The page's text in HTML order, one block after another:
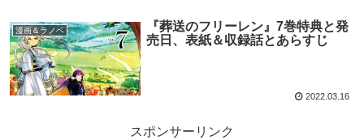
漫画＆ラノベ
『葬送のフリーレン』7巻特典と発
売日、表紙＆収録話とあらすじ
2022.03.16
スポンサーリンク